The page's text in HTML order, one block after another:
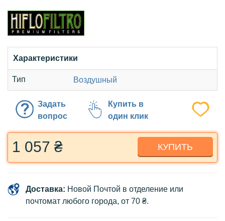
Характеристики
Тип Воздушный
Задать
вопрос
Купить в
один клик
1 057 ₴ КУПИТЬ
Доставка: Новой Почтой в отделение или
почтомат любого города, от 70 ₴.